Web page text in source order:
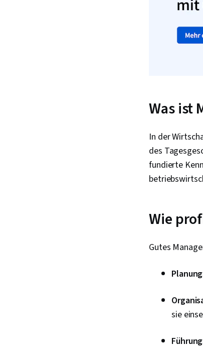
Was ist
In der
des
fundierte
Wie
Gutes
sie